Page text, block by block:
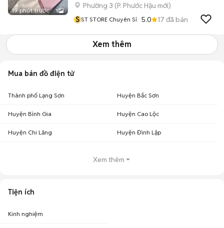
19 phút trước 1
Phường 3 (P. Phước Hậu mới)
S ST STORE Chuyên Sỉ 5.0 17 đã bán
Xem thêm
Mua bán đồ điện tử
Thành phố Lạng Sơn Huyện Bắc Sơn
Huyện Bình Gia Huyện Cao Lộc
Huyện Chi Lăng Huyện Đình Lập
Xem thêm
Tiện ích
Kinh nghiệm